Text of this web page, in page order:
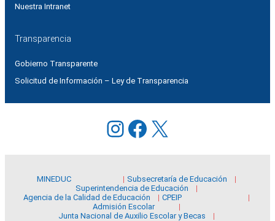
Nuestra Intranet
Transparencia
Gobierno Transparente
Solicitud de Información – Ley de Transparencia
Instagram
Facebook
X
MINEDUC
Subsecretaría de Educación
Superintendencia de Educación
Agencia de la Calidad de Educación
CPEIP
Admisión Escolar
Junta Nacional de Auxilio Escolar y Becas